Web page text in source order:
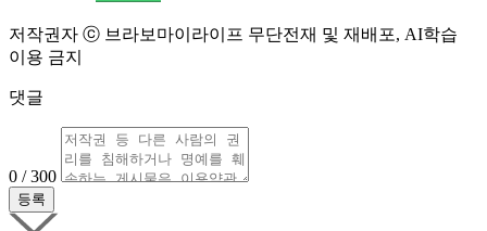
저작권자 ⓒ 브라보마이라이프 무단전재 및 재배포, AI학습
이용 금지
댓글
0 / 300